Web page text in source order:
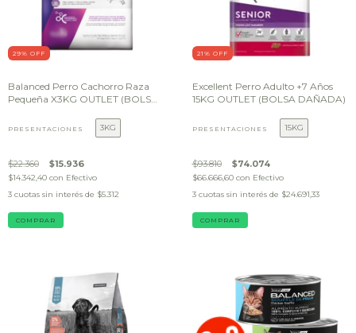
29% OFF
Balanced Perro Cachorro Raza
Pequeña X3KG OUTLET (BOLSA
PRESENTACIONES 3KG
$22.360 $15.936
$14.342,40 con Efectivo
3 cuotas sin interés de $5.312
COMPRAR
21 % OFF
Excellent Perro Adulto +7 Años
15KG OUTLET (BOLSA DAÑADA)
PRESENTACIONES 15KG
$93.810 $74.074
$66.666,60 con Efectivo
3 cuotas sin interés de $24.691,33
COMPRAR